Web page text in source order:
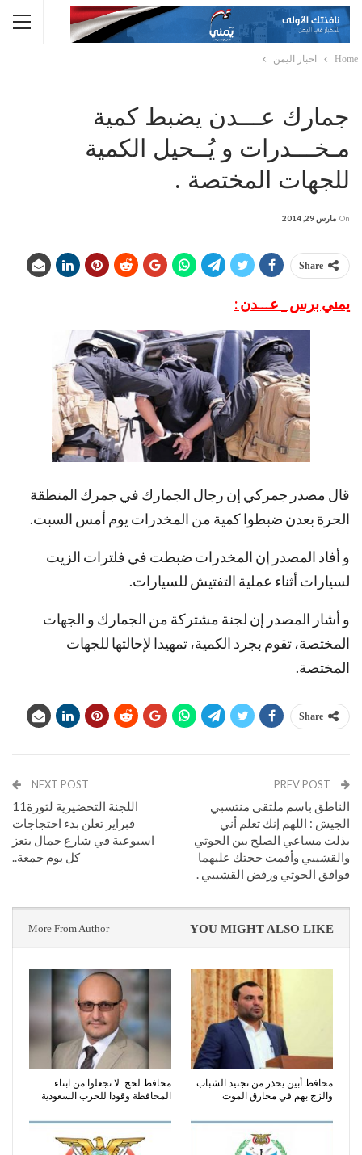
Home اخبار اليمن
جمارك عـــدن يضبط كمية
مـخـــدرات و يُــحيل الكمية
للجهات المختصة .
On مارس 29, 2014
Share
يمني برس _ عـــدن :
قال مصدر جمركي إن رجال الجمارك في جمرك المنطقة
الحرة بعدن ضبطوا كمية من المخدرات يوم أمس السبت.
و أفاد المصدر إن المخدرات ضبطت في فلترات الزيت
لسيارات أثناء عملية التفتيش للسيارات.
و أشار المصدر إن لجنة مشتركة من الجمارك و الجهات
المختصة، تقوم بجرد الكمية، تمهيدا لإحالتها للجهات
المختصة.
Share
الناطق باسم ملتقى منتسبي
الجيش : اللهم إنك تعلم أني
بذلت مساعي الصلح بين الحوثي
والقشيبي وأقمت حجتك عليهما
فوافق الحوثي ورفض القشيبي .
NEXT POST
اللجنة التحضيرية لثورة11
فبراير تعلن بدء احتجاجات
اسبوعية في شارع جمال بتعز
كل يوم جمعة..
YOU MIGHT ALSO LIKE
More From Author
محافظ أبين يحذر من تجنيد الشباب
والزج بهم في محارق الموت
محافظ لحج: لا تجعلوا من ابناء
المحافظة وقودا للحرب السعودية